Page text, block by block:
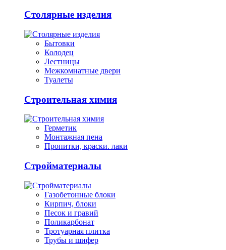
Столярные изделия
Бытовки
Колодец
Лестницы
Межкомнатные двери
Туалеты
Строительная химия
Герметик
Монтажная пена
Пропитки, краски. лаки
Стройматериалы
Газобетонные блоки
Кирпич, блоки
Песок и гравий
Поликарбонат
Тротуарная плитка
Трубы и шифер